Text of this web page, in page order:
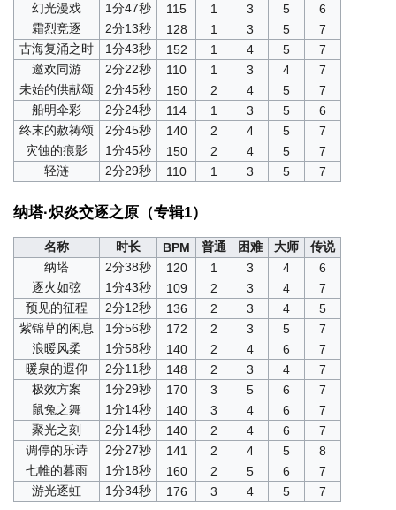
幻光漫戏
1分47秒 115 1 3 5
6
霜烈竞逐
2分13秒 128 1 3 5
7
古海复涌之时
1分43秒 152 1 4 5
7
邀欢同游
2分22秒 110 1 3 4
7
未始的供献颂
2分45秒 150 2 4 5
7
船明伞彩
2分24秒 114 1 3 5
6
终末的赦祷颂
2分45秒 140 2 4 5
7
灾蚀的痕影
1分45秒 150 2 4 5
7
轻涟
2分29秒 110 1 3 5 7
纳塔·炽炎交逐之原（专辑1）
名称 时长 BPM 普通 困难 大师
传说
纳塔
2分38秒 120 1 3 4
6
逐火如弦
1分43秒 109 2 3 4
7
预见的征程
2分12秒 136 2 3 4
5
紫锦草的闲息
1分56秒 172 2 3 5
7
浪暖风柔
1分58秒 140 2 4 6
7
暖泉的遐仰
2分11秒 148 2 3 4
7
极效方案
1分29秒 170 3 5 6
7
鼠兔之舞
1分14秒 140 3 4 6
7
聚光之刻
2分14秒 140 2 4 6
7
调停的乐诗
2分27秒 141 2 4 5
8
七帷的暮雨
1分18秒 160 2 5 6
7
游光逐虹
1分34秒 176 3 4 5 7